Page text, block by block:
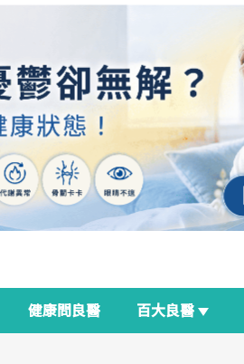
健康問良醫 百大良醫